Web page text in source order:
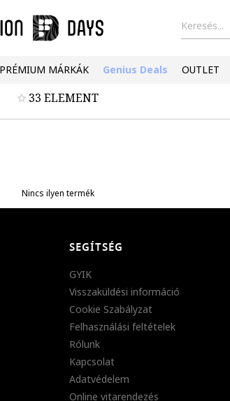
Keresés...
PRÉMIUM MÁRKÁK Genius Deals OUTLET
33 ELEMENT
Nincs ilyen termék
SEGÍTSÉG
GYIK
Visszaküldési információ
Cookie Szabályzat
Felhasználási feltételek
Rólunk
Kapcsolat
Adatvédelem
Online vitarendezés